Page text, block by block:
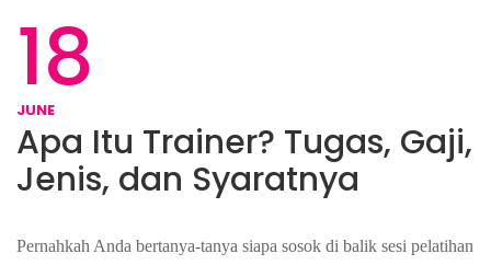
18
JUNE
Apa Itu Trainer? Tugas, Gaji,
Jenis, dan Syaratnya
Pernahkah Anda bertanya-tanya siapa sosok di balik sesi pelatihan